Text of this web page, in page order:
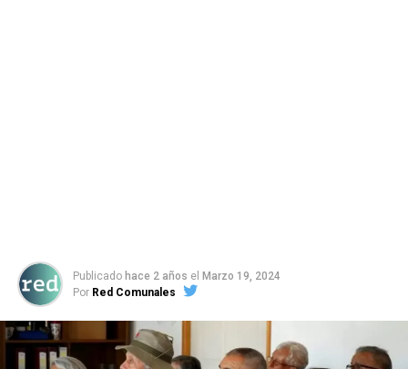
Publicado hace 2 años el Marzo 19, 2024
Por Red Comunales